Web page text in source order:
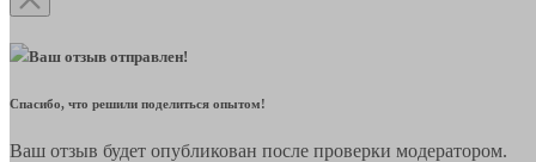
Ваш отзыв отправлен!
Спасибо, что решили поделиться опытом!
Ваш отзыв будет опубликован после проверки модератором.